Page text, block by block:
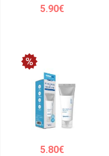
5.90€
5.80€